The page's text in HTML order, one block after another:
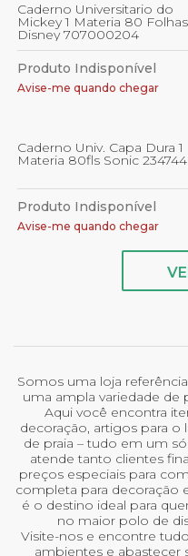
Caderno Universitario do
Mickey 1 Materia 80 Folhas
Disney 707000204
Produto Indisponível
Avise-me quando chegar
Caderno Univ. Capa Dura 1
Materia 80fls Sonic 234744
Produto Indisponível
Avise-me quando chegar
Somos uma loja
uma ampla variedade de
Aqui você encontra
decoração, artigos para o
de praia – tudo em um
atende tanto clientes
preços especiais para
completa para decoração
é o destino ideal para
no maior polo de
Visite-nos e encontre
ambientes e abastecer